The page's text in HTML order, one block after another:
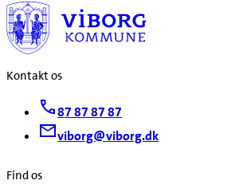
Kontakt os
87 87 87 87
viborg@viborg.dk
Find os